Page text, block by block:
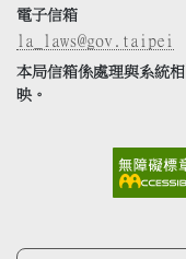
電子信箱
la_laws@gov.taipei
本局信箱係處理與系統
映。